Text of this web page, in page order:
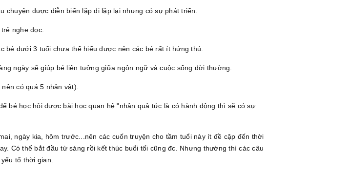
chuyện được diễn biến lặp di lặp lại nhưng có sự phát triển.
nghe đọc.
dưới 3 tuổi chưa thể hiểu được nên các bé rất ít hứng thú.
ngày sẽ giúp bé liên tưởng giữa ngôn ngữ và cuộc sống đời thường.
có quá 5 nhân vật).
bé học hỏi được bài học quan hệ "nhân quả tức là có hành động thì sẽ có sự
ngày kia, hôm trước...nên các cuốn truyện cho tầm tuổi này ít đề cập đến thời
Có thể bắt đầu từ sáng rồi kết thúc buổi tối cũng đc. Nhưng thường thì các câu
tố thời gian.